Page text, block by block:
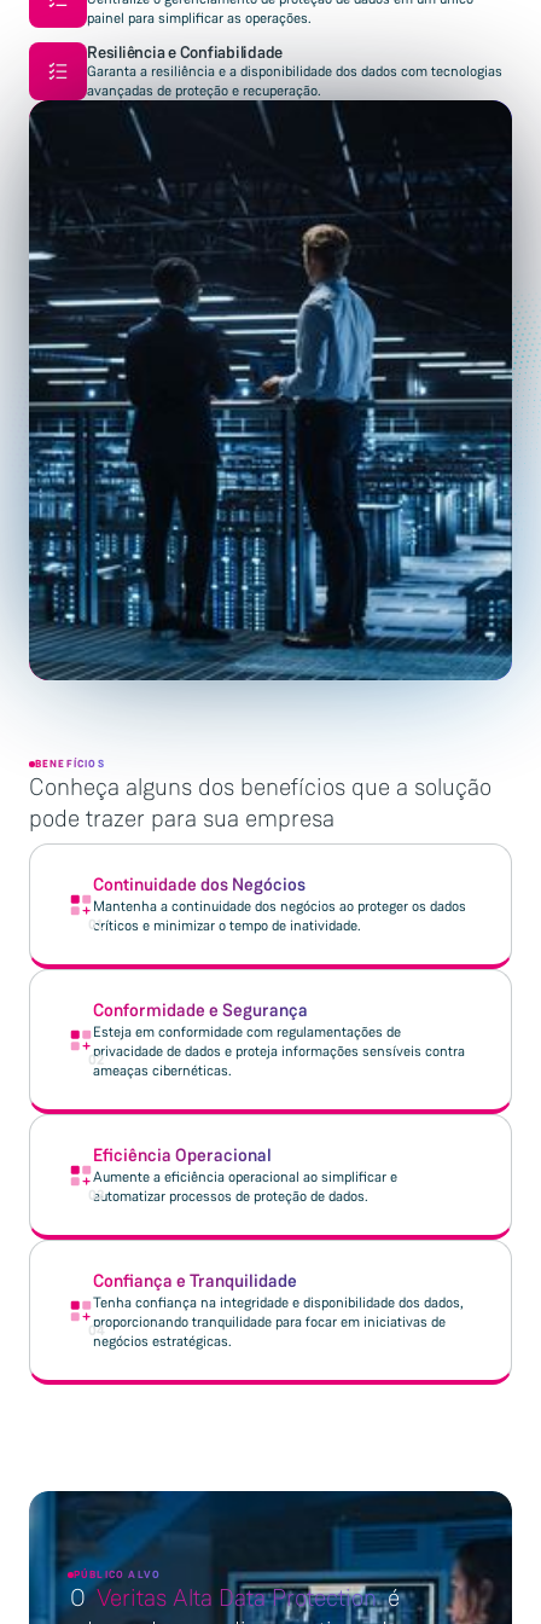
painel para simplificar as operações.
Resiliência e Confiabilidade
Garanta a resiliência e a disponibilidade dos dados com tecnologias
avançadas de proteção e recuperação.
BENEFÍCIOS
Conheça alguns dos benefícios que a solução
pode trazer para sua empresa
Continuidade dos Negócios
Mantenha a continuidade dos negócios ao proteger os dados
críticos e minimizar o tempo de inatividade.
01
Conformidade e Segurança
Esteja em conformidade com regulamentações de
privacidade de dados e proteja informações sensíveis contra
ameaças cibernéticas.
02
Eficiência Operacional
Aumente a eficiência operacional ao simplificar e
automatizar processos de proteção de dados.
03
Confiança e Tranquilidade
Tenha confiança na integridade e disponibilidade dos dados,
proporcionando tranquilidade para focar em iniciativas de
negócios estratégicas.
04
PÚBLICO ALVO
O Veritas Alta Data Protection é